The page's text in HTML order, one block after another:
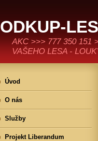
ODKUP-
AKC >>> 777 350 151
VAŠEHO LESA -
Úvod
O nás
Služby
Projekt Liberandum